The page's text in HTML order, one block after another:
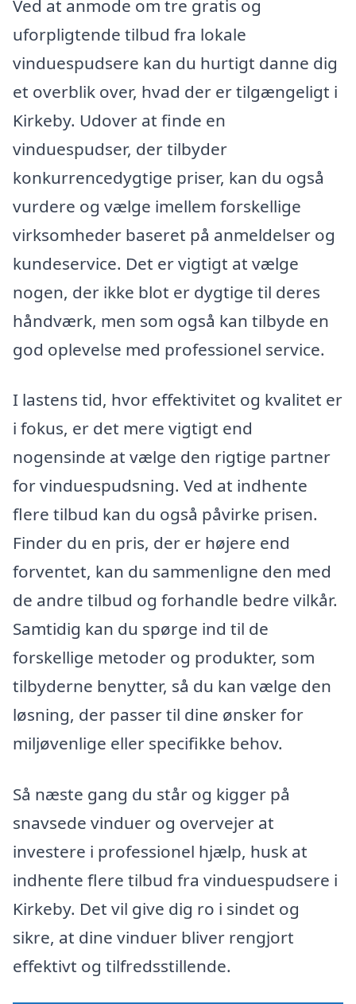
Ved at anmode om tre gratis og
uforpligtende tilbud fra lokale
vinduespudsere kan du hurtigt danne dig
et overblik over, hvad der er tilgængeligt i
Kirkeby. Udover at finde en
vinduespudser, der tilbyder
konkurrencedygtige priser, kan du også
vurdere og vælge imellem forskellige
virksomheder baseret på anmeldelser og
kundeservice. Det er vigtigt at vælge
nogen, der ikke blot er dygtige til deres
håndværk, men som også kan tilbyde en
god oplevelse med professionel service.
I lastens tid, hvor effektivitet og kvalitet er
i fokus, er det mere vigtigt end
nogensinde at vælge den rigtige partner
for vinduespudsning. Ved at indhente
flere tilbud kan du også påvirke prisen.
Finder du en pris, der er højere end
forventet, kan du sammenligne den med
de andre tilbud og forhandle bedre vilkår.
Samtidig kan du spørge ind til de
forskellige metoder og produkter, som
tilbyderne benytter, så du kan vælge den
løsning, der passer til dine ønsker for
miljøvenlige eller specifikke behov.
Så næste gang du står og kigger på
snavsede vinduer og overvejer at
investere i professionel hjælp, husk at
indhente flere tilbud fra vinduespudsere i
Kirkeby. Det vil give dig ro i sindet og
sikre, at dine vinduer bliver rengjort
effektivt og tilfredsstillende.